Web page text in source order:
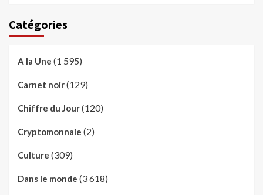
Catégories
A la Une (1 595)
Carnet noir(129)
Chiffre du Jour(120)
Cryptomonnaie (2)
Culture (309)
Dans le monde (3 618)